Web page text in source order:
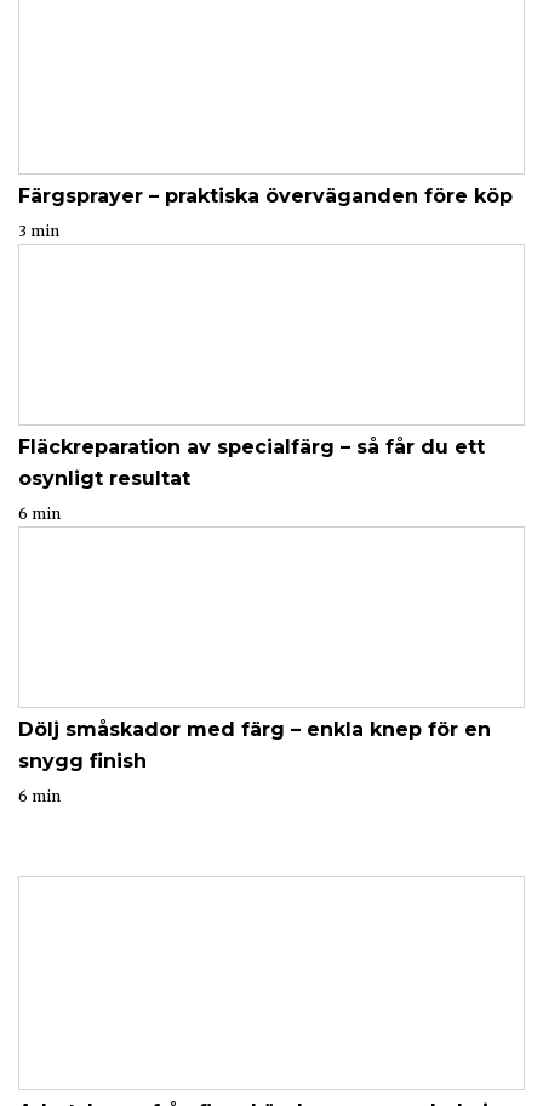
Färgsprayer – praktiska överväganden före köp
3 min
Fläckreparation av specialfärg – så får du ett
osynligt resultat
6 min
Dölj småskador med färg – enkla knep för en
snygg finish
6 min